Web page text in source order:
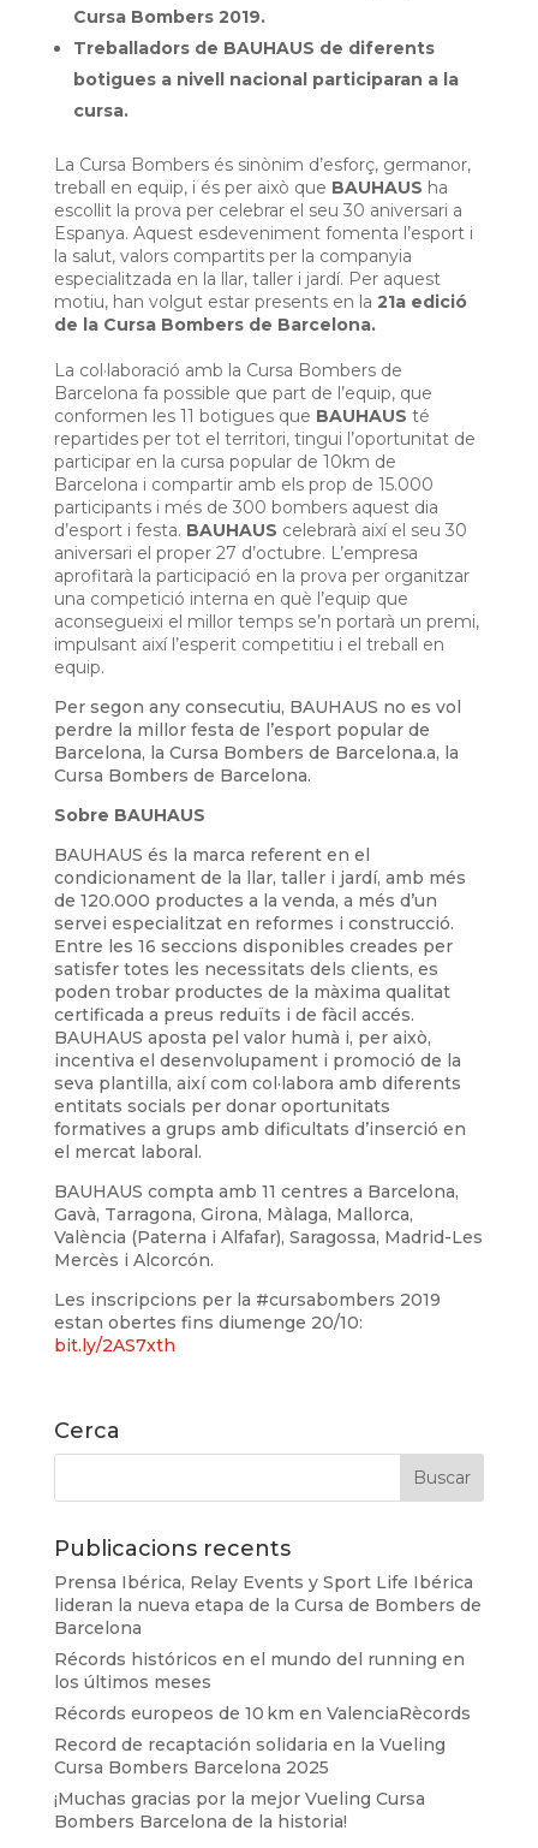
Cursa Bombers 2019.
Treballadors de BAUHAUS de diferents
botigues a nivell nacional participaran a la
cursa.
La Cursa Bombers és sinònim d’esforç, germanor,
treball en equip, i és per això que BAUHAUS ha
escollit la prova per celebrar el seu 30 aniversari a
Espanya. Aquest esdeveniment fomenta l’esport i
la salut, valors compartits per la companyia
especialitzada en la llar, taller i jardí. Per aquest
motiu, han volgut estar presents en la 21a edició
de la Cursa Bombers de Barcelona.
La col·laboració amb la Cursa Bombers de
Barcelona fa possible que part de l’equip, que
conformen les 11 botigues que BAUHAUS té
repartides per tot el territori, tingui l’oportunitat de
participar en la cursa popular de 10km de
Barcelona i compartir amb els prop de 15.000
participants i més de 300 bombers aquest dia
d’esport i festa. BAUHAUS celebrarà així el seu 30
aniversari el proper 27 d’octubre. L’empresa
aprofitarà la participació en la prova per organitzar
una competició interna en què l’equip que
aconsegueixi el millor temps se’n portarà un premi,
impulsant així l’esperit competitiu i el treball en
equip.
Per segon any consecutiu, BAUHAUS no es vol
perdre la millor festa de l’esport popular de
Barcelona, la Cursa Bombers de Barcelona.a, la
Cursa Bombers de Barcelona.
Sobre BAUHAUS
BAUHAUS és la marca referent en el
condicionament de la llar, taller i jardí, amb més
de 120.000 productes a la venda, a més d’un
servei especialitzat en reformes i construcció.
Entre les 16 seccions disponibles creades per
satisfer totes les necessitats dels clients, es
poden trobar productes de la màxima qualitat
certificada a preus reduïts i de fàcil accés.
BAUHAUS aposta pel valor humà i, per això,
incentiva el desenvolupament i promoció de la
seva plantilla, així com col·labora amb diferents
entitats socials per donar oportunitats
formatives a grups amb dificultats d’inserció en
el mercat laboral.
BAUHAUS compta amb 11 centres a Barcelona,
Gavà, Tarragona, Girona, Màlaga, Mallorca,
València (Paterna i Alfafar), Saragossa, Madrid-Les
Mercès i Alcorcón.
Les inscripcions per la #cursabombers 2019
estan obertes fins diumenge 20/10:
bit.ly/2AS7xth
Cerca
Publicacions recents
Prensa Ibérica, Relay Events y Sport Life Ibérica
lideran la nueva etapa de la Cursa de Bombers de
Barcelona
Récords históricos en el mundo del running en
los últimos meses
Récords europeos de 10 km en ValenciaRècords
Record de recaptación solidaria en la Vueling
Cursa Bombers Barcelona 2025
¡Muchas gracias por la mejor Vueling Cursa
Bombers Barcelona de la historia!